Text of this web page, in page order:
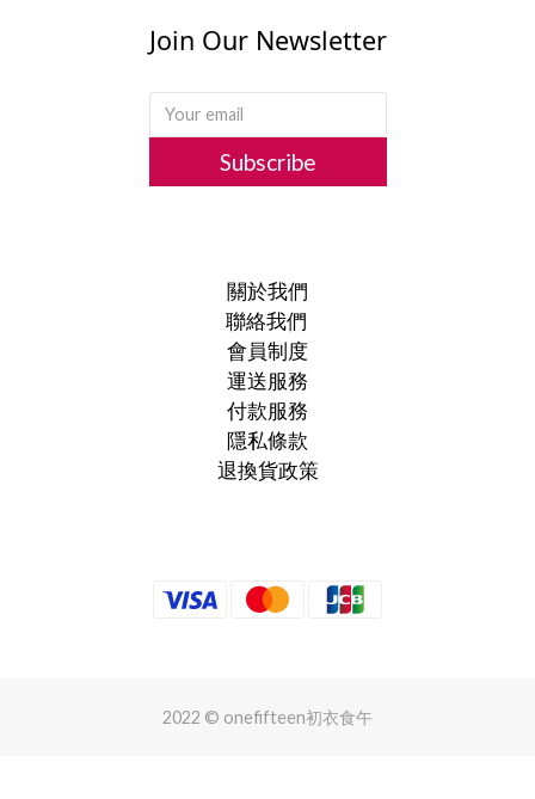
Join Our Newsletter
Subscribe
關於我們
聯絡我們
會員制度
運送服務
付款服務
隱私條款
退換貨政策
2022 © onefifteen初衣食午